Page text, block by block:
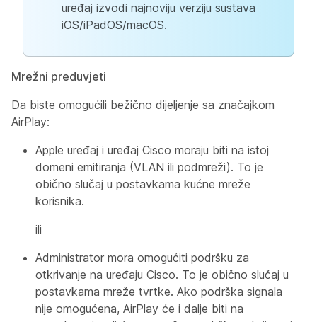
uređaj izvodi najnoviju verziju sustava
iOS/iPadOS/macOS.
Mrežni preduvjeti
Da biste omogućili bežično dijeljenje sa značajkom
AirPlay:
Apple uređaj i uređaj Cisco moraju biti na istoj
domeni emitiranja (VLAN ili podmreži). To je
obično slučaj u postavkama kućne mreže
korisnika.
ili
Administrator mora omogućiti podršku za
otkrivanje na uređaju Cisco. To je obično slučaj u
postavkama mreže tvrtke. Ako podrška signala
nije omogućena, AirPlay će i dalje biti na